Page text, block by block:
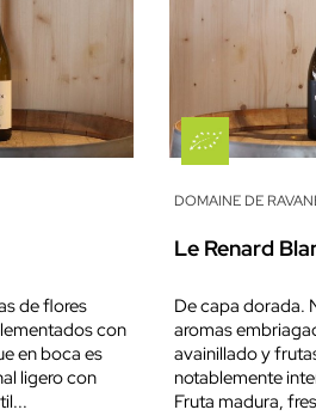
de flores
con
en boca es
ligero con
DOMAINE DE
Le Renard
De capa dorada.
aromas
avainillado y
notablemente
Fruta madura,